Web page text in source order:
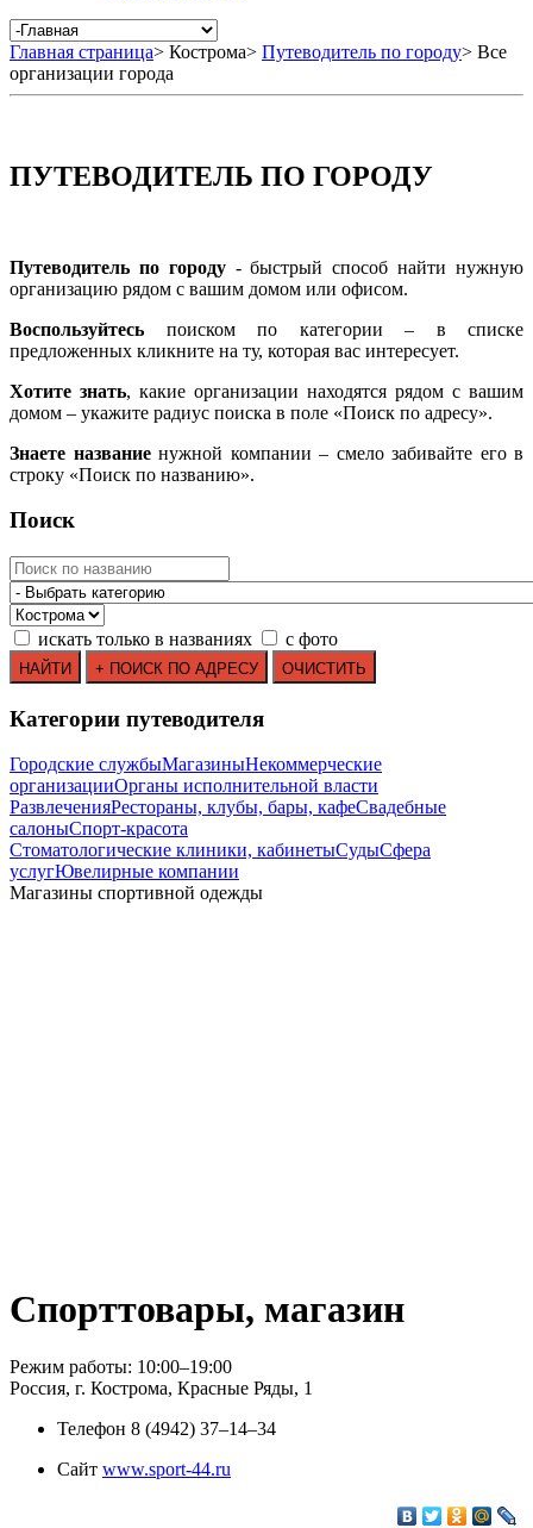
Главная страница> Кострома> Путеводитель по городу> Все
организации города
ПУТЕВОДИТЕЛЬ ПО ГОРОДУ
Путеводитель по городу- быстрый способ найти нужную
организацию рядом с вашим домом или офисом.
Воспользуйтесь поиском по категории – в списке
предложенных кликните на ту, которая вас интересует.
Хотите знать, какие организации находятся рядом с вашим
домом – укажите радиус поиска в поле «Поиск по адресу».
Знаете названиенужной компании – смело забивайте его в
строку «Поиск по названию».
Поиск
искать только в названиях с фото
Категории путеводителя
Городские службыМагазиныНекоммерческие
организацииОрганы исполнительной власти
РазвлеченияРестораны, клубы, бары, кафеСвадебные
салоныСпорт-красота
Стоматологические клиники, кабинетыСудыСфера
услугЮвелирные компании
Магазины спортивной одежды
Спорттовары, магазин
Режим работы: 10:00–19:00
Россия, г. Кострома, Красные Ряды, 1
Телефон 8 (4942) 37‒14‒34
Сайт www.sport-44.ru